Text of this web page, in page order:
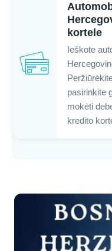
kortele
Ieškote
pasirinkite
mokėti
kredito